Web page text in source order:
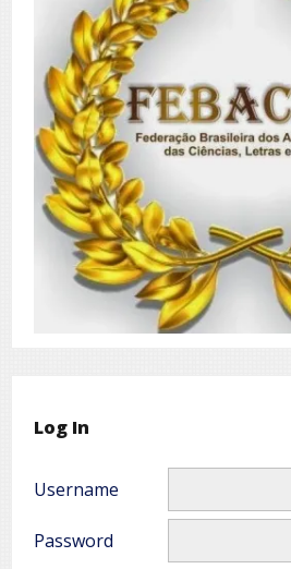
Log In
Username
Password